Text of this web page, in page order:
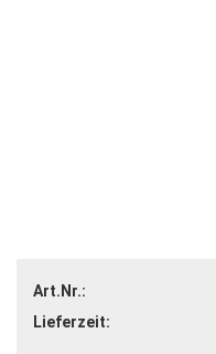
Art.Nr.:
Lieferzeit: